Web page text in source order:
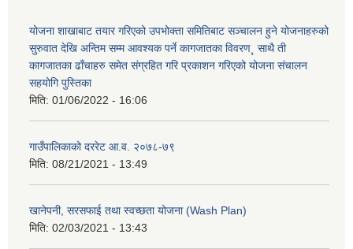
योजना शाखाबाट तयार गरिएको उपभोक्ता समितिबाट सञ्चालन हुने योजनाहरुको
सुरुवात देखि अन्तिम सम्म आवश्यक पर्ने कागजातका विवरण¸ साथै ती
कागजातका ढाँचाहरु समेत संग्रहित गरि प्रकाशन गरिएको योजना संचालन
सहयोगि पुस्तिका
मिति: 01/06/2022 - 16:06
गाउँपालिकाको दररेट आ.व. २०७८-७९
मिति: 08/21/2021 - 13:49
खानेपनी, सरसफाई तथा स्वच्छता योजना (Wash Plan)
मिति: 02/03/2021 - 13:43